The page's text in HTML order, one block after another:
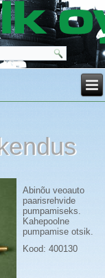
Abinõu veoauto
paarisrehvide
pumpamiseks.
Kahepoolne
pumpamise otsik.
Kood: 400130